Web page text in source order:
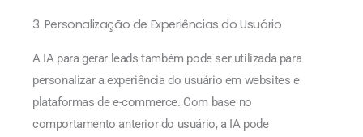
3. Personalização de Experiências do Usuário
A IA para gerar leads também pode ser utilizada para
personalizar a experiência do usuário em websites e
plataformas de e-commerce. Com base no
comportamento anterior do usuário, a IA pode